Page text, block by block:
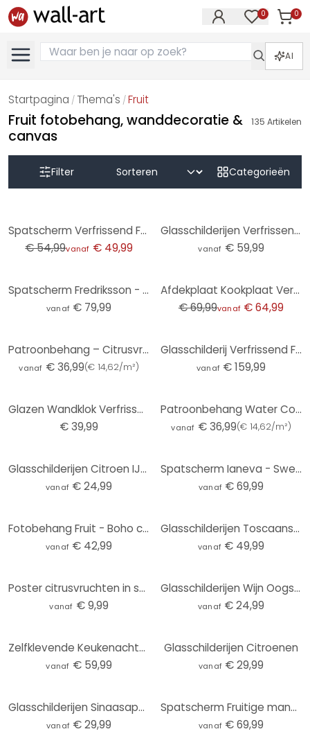
0 0
AI
Startpagina / Thema's /Fruit
Fruit fotobehang, wanddecoratie &
canvas
135 Artikelen
Filter Categorieën
Spatscherm Verfrissend Fruit
€ 54,99vanaf € 49,99
Glasschilderijen Verfrissend Fruit Panorama
vanaf € 59,99
Spatscherm Fredriksson - Transp. - Perfect Pears
vanaf € 79,99
Afdekplaat Kookplaat Verfrissend Fruit
€ 69,99vanaf € 64,99
Patroonbehang – Citrusvruchten
vanaf € 36,99(€ 14,62/m²)
Glasschilderij Verfrissend Fruit (3-delig)
vanaf € 159,99
Glazen Wandklok Verfrissend Fruit
€ 39,99
Patroonbehang Water Colour Lemons
vanaf € 36,99(€ 14,62/m²)
Glasschilderijen Citroen IJsblokje - vierkant
vanaf € 24,99
Spatscherm Ianeva - Sweet Orange
vanaf € 69,99
Fotobehang Fruit - Boho citroenboom - Citrus Limonum - Tunaboylu
vanaf € 42,99
Glasschilderijen Toscaanse Wijnrank - rond
vanaf € 49,99
Poster citrusvruchten in schaal stilleven | fruitmotief voor de keuken - Goed Blauw
vanaf € 9,99
Glasschilderijen Wijn Oogst - vierkant
vanaf € 24,99
Zelfklevende Keukenachterwand Fredriksson - Bonte Peren
vanaf € 59,99
Glasschilderijen Citroenen
vanaf € 29,99
Glasschilderijen Sinaasappels
vanaf € 29,99
Spatscherm Fruitige mandarijnen - UN Designs
vanaf € 69,99